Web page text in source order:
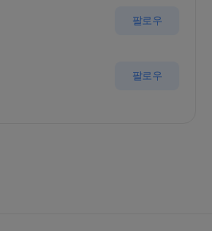
팔로우
팔로우